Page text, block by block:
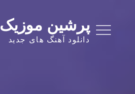
content
پرشین موزیک
دانلود آهنگ های جدید